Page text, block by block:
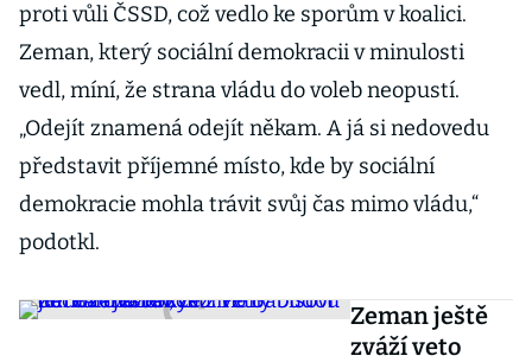
proti vůli ČSSD, což vedlo ke sporům v koalici.
Zeman, který sociální demokracii v minulosti
vedl, míní, že strana vládu do voleb neopustí.
„Odejít znamená odejít někam. A já si nedovedu
představit příjemné místo, kde by sociální
demokracie mohla trávit svůj čas mimo vládu,“
podotkl.
Zeman ještě
zváží veto